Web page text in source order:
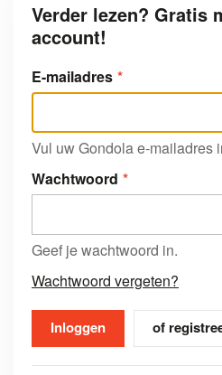
Verder lezen? Gratis
account!
E-mailadres
Vul uw Gondola e-mailadres
Wachtwoord
Geef je wachtwoord in.
Wachtwoord vergeten?
of